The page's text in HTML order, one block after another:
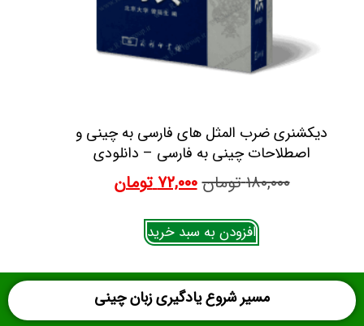
دیکشنری ضرب المثل های فارسی به چینی و
اصطلاحات چینی به فارسی – دانلودی
۱۸۰,۰۰۰تومان۷۲,۰۰۰تومان
افزودن به سبد خرید
مسیر شروع یادگیری زبان چینی